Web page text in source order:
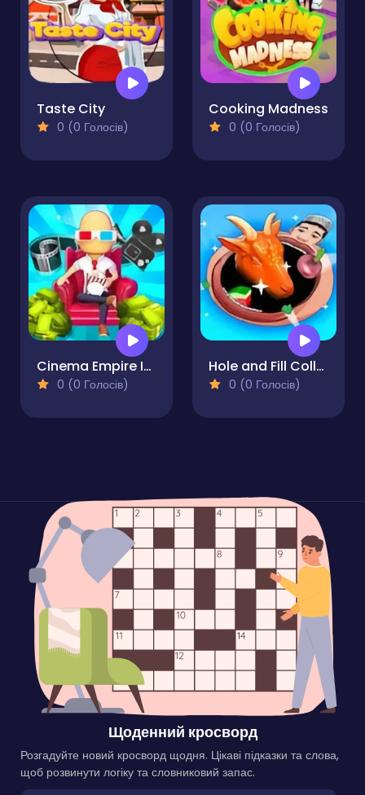
Taste City
0 (0 Голосів)
Cooking Madness
0 (0 Голосів)
Cinema Empire Idle Tycoon
0 (0 Голосів)
Hole and Fill Collect Master
0 (0 Голосів)
Щоденний кросворд
Розгадуйте новий кросворд щодня. Цікаві підказки та слова,
щоб розвинути логіку та словниковий запас.